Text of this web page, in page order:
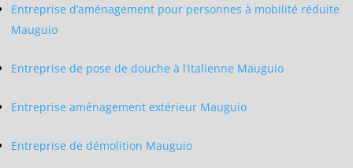
Entreprise d’aménagement pour personnes à mobilité réduite
Mauguio
Entreprise de pose de douche à l’italienne Mauguio
Entreprise aménagement extérieur Mauguio
Entreprise de démolition Mauguio